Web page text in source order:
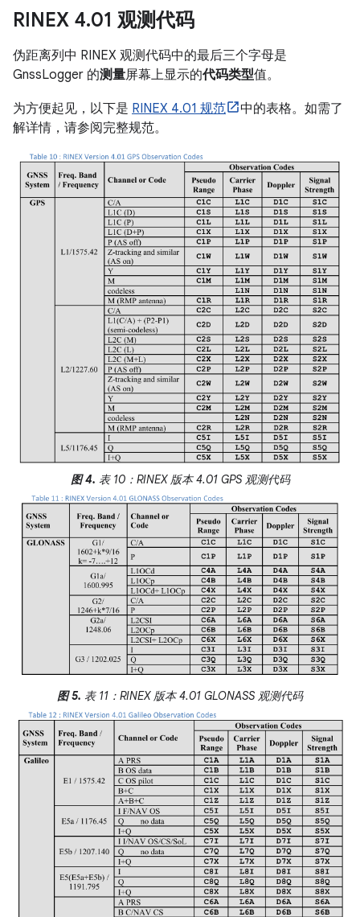
RINEX 4.01 观测代码
伪距离列中 RINEX 观测代码中的最后三个字母是
GnssLogger 的测量屏幕上显示的代码类型值。
为方便起见，以下是 RINEX 4.01 规范
中的表格。如需了
解详情，请参阅完整规范。
图 4. 表 10：RINEX 版本 4.01 GPS 观测代码
图 5. 表 11：RINEX 版本 4.01 GLONASS 观测代码